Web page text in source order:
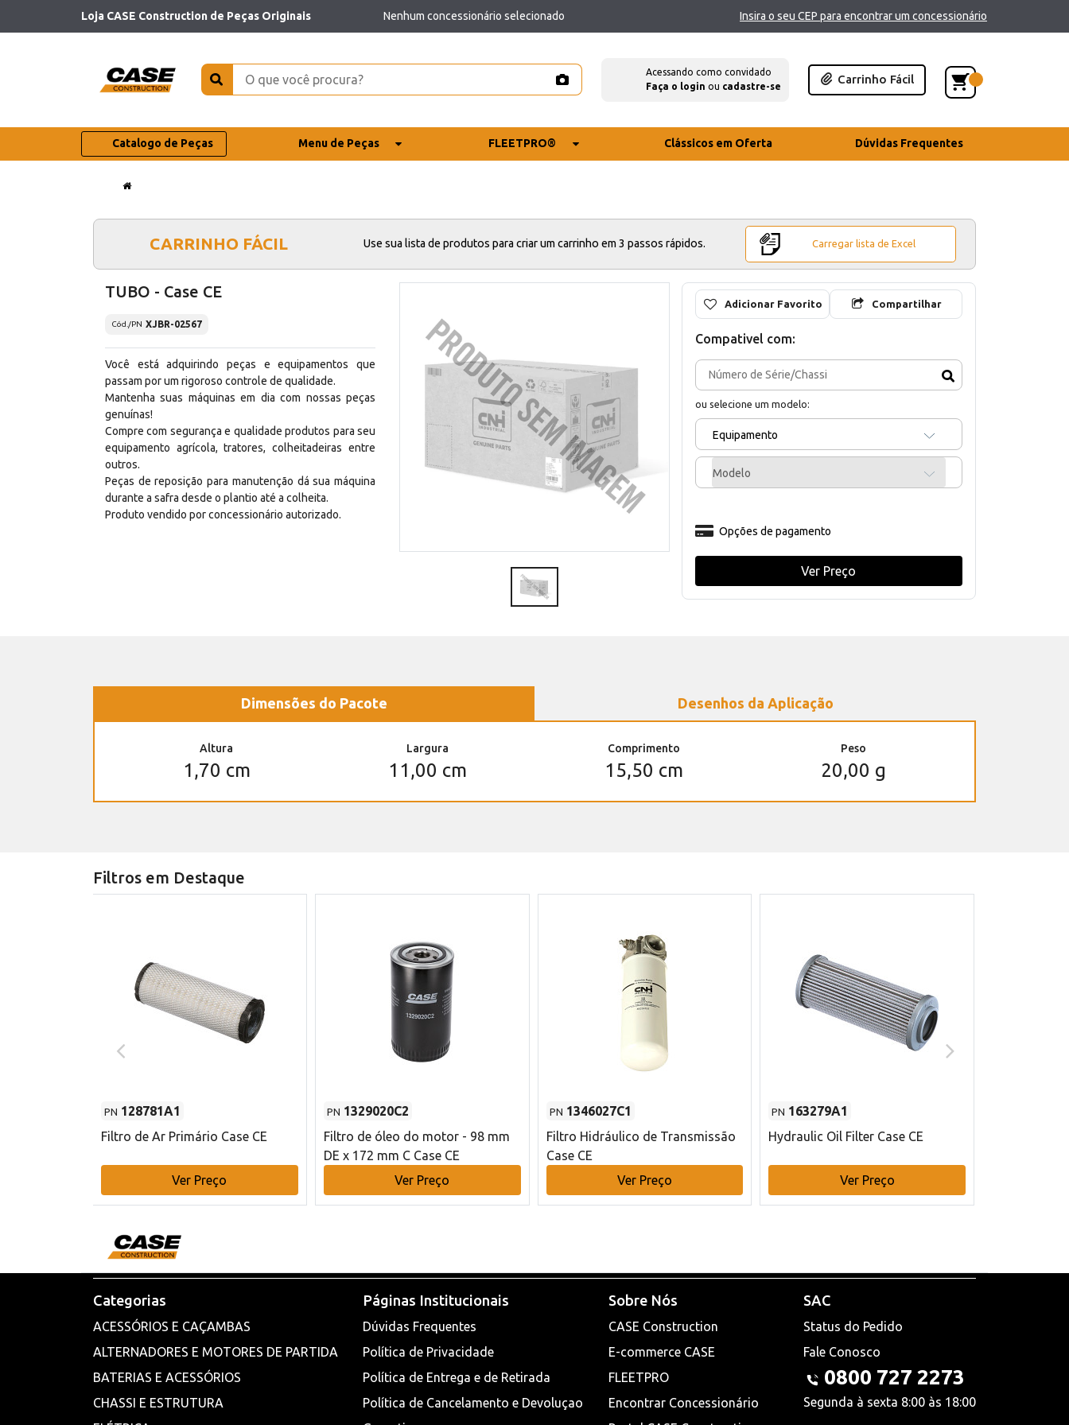
Loja CASE Construction de Peças Originais Nenhum concessionário selecionado Insira o seu CEP para encontrar um concessionário
Acessando como convidado
Faça o login ou cadastre-se
Carrinho Fácil
Catalogo de Peças Menu de Peças FLEETPRO® Clássicos em Oferta Dúvidas Frequentes
CARRINHO FÁCIL Use sua lista de produtos para criar um carrinho em 3 passos rápidos. Carregar lista de Excel
TUBO - Case CE
Cód./PN XJBR-02567
Você está adquirindo peças e equipamentos que
passam por um rigoroso controle de qualidade.
Mantenha suas máquinas em dia com nossas peças
genuínas!
Compre com segurança e qualidade produtos para seu
equipamento agrícola, tratores, colheitadeiras entre
outros.
Peças de reposição para manutenção dá sua máquina
durante a safra desde o plantio até a colheita.
Produto vendido por concessionário autorizado.
Adicionar Favorito Compartilhar
Compativel com:
ou selecione um modelo:
Equipamento
Modelo
Opções de pagamento
Ver Preço
Dimensões do Pacote Desenhos da Aplicação
Altura
1,70 cm
Largura
11,00 cm
Comprimento
15,50 cm
Peso
20,00 g
Filtros em Destaque
PN 128781A1
Filtro de Ar Primário Case CE
Ver Preço
PN 1329020C2
Filtro de óleo do motor - 98 mm
DE x 172 mm C Case CE
Ver Preço
PN 1346027C1
Filtro Hidráulico de Transmissão
Case CE
Ver Preço
PN 163279A1
Hydraulic Oil Filter Case CE
Ver Preço
Categorias
ACESSÓRIOS E CAÇAMBAS
ALTERNADORES E MOTORES DE PARTIDA
BATERIAS E ACESSÓRIOS
CHASSI E ESTRUTURA
Páginas Institucionais
Dúvidas Frequentes
Política de Privacidade
Política de Entrega e de Retirada
Política de Cancelamento e Devoluçao
Sobre Nós
CASE Construction
E-commerce CASE
FLEETPRO
Encontrar Concessionário
SAC
Status do Pedido
Fale Conosco
0800 727 2273
Segunda à sexta 8:00 às 18:00